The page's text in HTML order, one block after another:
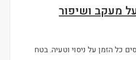
מעקב ושיפור
כל הזמן על ניסוי וטעיה. בטח